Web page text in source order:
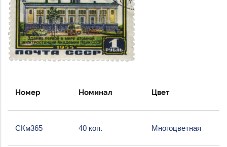
Номер Номинал Цвет
СКм365 40 коп. Многоцветная